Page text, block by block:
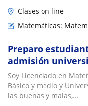
Clases on line
Matemáticas:
Preparo
admisión
Soy Licenciado en
Básico y medio y
las buenas y malas,...